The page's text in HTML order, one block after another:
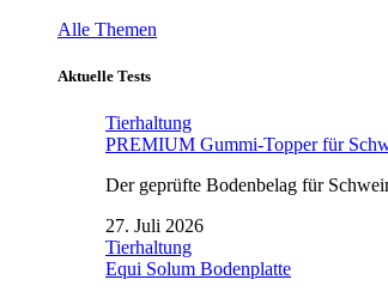
Alle Themen
Aktuelle Tests
Tierhaltung
PREMIUM Gummi-Topper für
Der geprüfte Bodenbelag für
27. Juli 2026
Tierhaltung
Equi Solum Bodenplatte